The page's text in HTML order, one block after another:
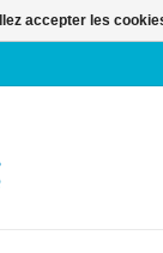
accepter les